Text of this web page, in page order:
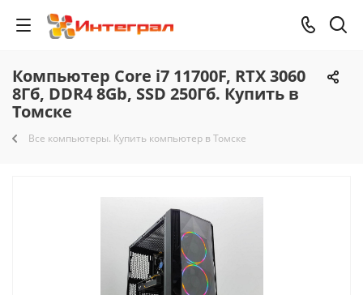
Компьютер Core i7 11700F, RTX 3060
8Гб, DDR4 8Gb, SSD 250Гб. Купить в
Томске
Все компьютеры. Купить компьютер в Томске